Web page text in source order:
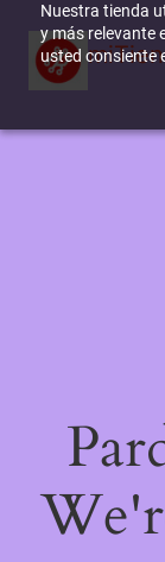
Nuestra tienda
y más relevante
usted consiente